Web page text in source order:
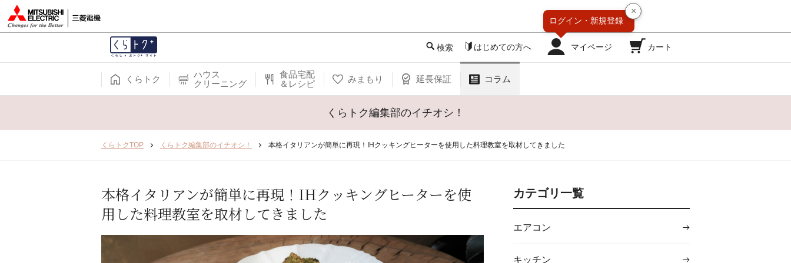
検索 はじめての方へ マイページ
×
ログイン・ 新規登録
カート
くらトク
ハウス
クリーニング
食品宅配
＆レシピ
みまもり 延長保証 コラム
くらトク編集部のイチオシ！
くらトクTOP くらトク編集部のイチオシ！ 本格イタリアンが簡単に再現！IHクッキングヒーターを使用した料理教室を取材してきました
本格イタリアンが簡単に再現！IHクッキングヒーターを使
用した料理教室を取材してきました
カテゴリ一覧
エアコン
キッチン